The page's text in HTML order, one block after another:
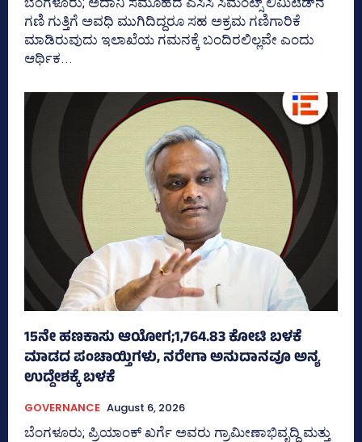
ಗಣಿ ಗುತ್ತಿಗೆ ಅವಧಿ ಮುಗಿದಿದ್ದರೂ ಸಹ ಅಕ್ರಮ ಗಣಿಗಾರಿಕೆ
ಮಾಡಿರುವುದು ಇಲಾಖೆಯ ಗಮನಕ್ಕೆ ಬಂದಿರಲಿಲ್ಲವೇ ಎಂದು
ಆರ್ಥಿಕ...
15ನೇ ಹಣಕಾಸು ಆಯೋಗ;1,764.83 ಕೋಟಿ ಬಳಕೆ
ಮಾಡದ ಪಂಚಾಯ್ತಿಗಳು, ನರೇಗಾ ಅನುದಾನವೂ ಅನ್ಯ
ಉದ್ದೇಶಕ್ಕೆ ಬಳಕೆ
GOVERNANCE August 6, 2026
ಬೆಂಗಳೂರು; ಪ್ರಿಯಾಂಕ್‌ ಖರ್ಗೆ ಅವರು ಗ್ರಾಮೀಣಾಭಿವೃದ್ಧಿ ಮತ್ತು